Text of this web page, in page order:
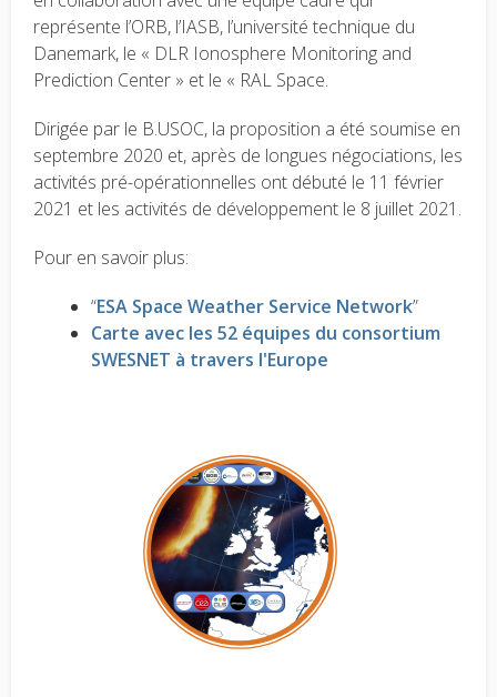
représente l’ORB, l’IASB, l’université technique du
Danemark, le « DLR Ionosphere Monitoring and
Prediction Center » et le « RAL Space.
Dirigée par le B.USOC, la proposition a été soumise en
septembre 2020 et, après de longues négociations, les
activités pré-opérationnelles ont débuté le 11 février
2021 et les activités de développement le 8 juillet 2021.
Pour en savoir plus:
“ESA Space Weather Service Network”
Carte avec les 52 équipes du consortium
SWESNET à travers l'Europe